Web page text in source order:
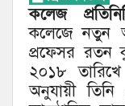
কলেজ
কলেজে নতুন
প্রফেসর রতন
২০১৮ তারিখে
অনুযায়ী